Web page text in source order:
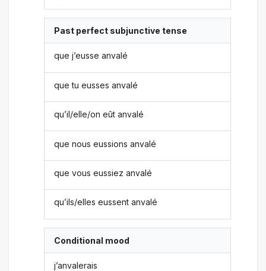
Past perfect subjunctive tense
que j’eusse anvalé
que tu eusses anvalé
qu’il/elle/on eût anvalé
que nous eussions anvalé
que vous eussiez anvalé
qu’ils/elles eussent anvalé
Conditional mood
j’anvalerais